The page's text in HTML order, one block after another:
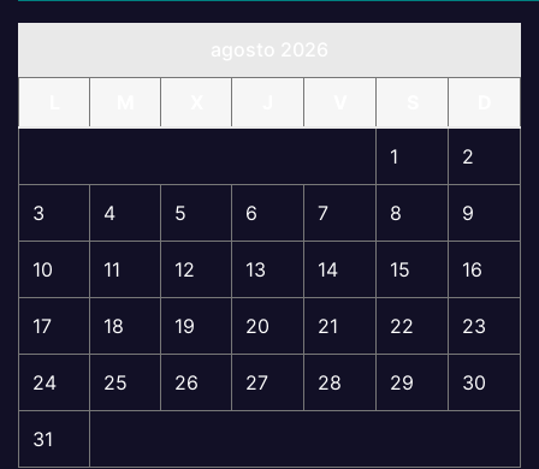
1 2
3 4 5 6 7 8 9
10 11 12 13 14 15 16
17 18 19 20 21 22 23
24 25 26 27 28 29 30
31